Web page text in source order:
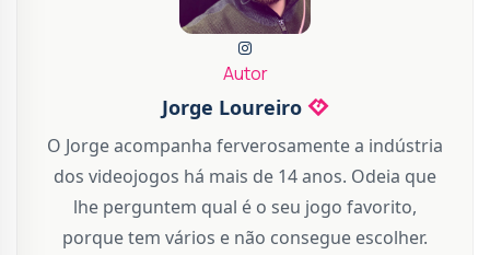
Autor
Jorge Loureiro
O Jorge acompanha ferverosamente a indústria
dos videojogos há mais de 14 anos. Odeia que
lhe perguntem qual é o seu jogo favorito,
porque tem vários e não consegue escolher.